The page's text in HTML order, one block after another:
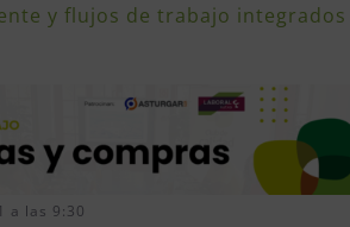
y flujos de trabajo integrados
a las 9:30